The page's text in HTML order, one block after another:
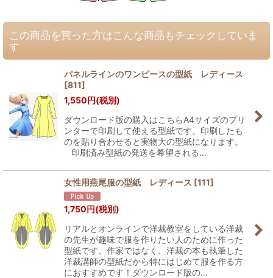
この商品を買った方はこんな商品もチェックしていま
す
パネルラインのワンピースの型紙 レディース
[811]
1,550円(税別)
ダウンロード版の購入はこちらA4サイズのプリ
ンターで印刷して使える型紙です。印刷したも
のを貼り合わせると実物大の型紙になります。
印刷済み型紙の発送を希望される…
女性用燕尾服の型紙 レディース [111]
1,750円(税別)
リアルとオンラインで洋裁教室をしている洋裁
の先生が趣味で服を作りたい人のために作った
型紙です。作家ではなく、洋裁の本も執筆した
洋裁講師の型紙だから特にはじめて服を作る方
におすすめです！ダウンロード版の…